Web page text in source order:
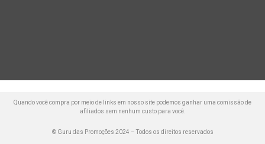
Quando você compra por meio de links em nosso site podemos ganhar uma comissão de
afiliados sem nenhum custo para você.
© Guru das Promoções 2024 – Todos os direitos reservados